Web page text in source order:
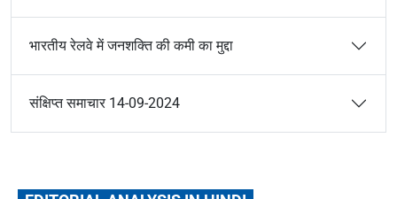
भारतीय रेलवे में जनशक्ति की कमी का मुद्दा
संक्षिप्त समाचार 14-09-2024